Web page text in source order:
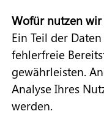
Wofür nutzen wir
Ein Teil der
fehlerfreie
gewährleisten.
Analyse Ihres
werden.